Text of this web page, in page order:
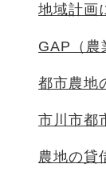
地域計画
GAP（農
都市農地
市川市都
農地の貸